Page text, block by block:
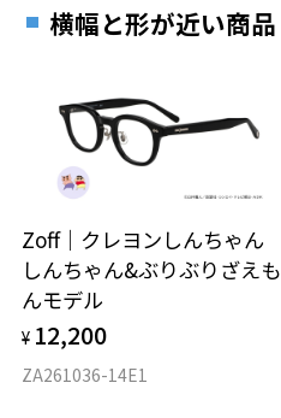
横幅と形が近い商品
Zoff｜クレヨンしんちゃん
しんちゃん&ぶりぶりざえも
んモデル
¥ 12,200
ZA261036-14E1